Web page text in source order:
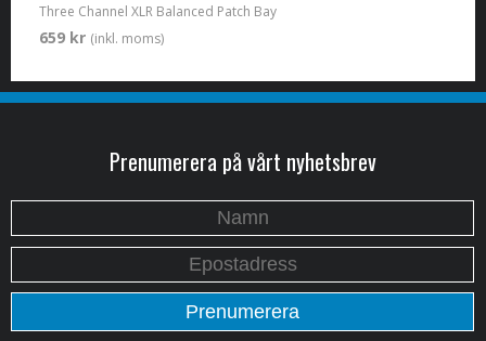
Three Channel XLR Balanced Patch Bay
659 kr (inkl. moms)
Prenumerera på vårt nyhetsbrev